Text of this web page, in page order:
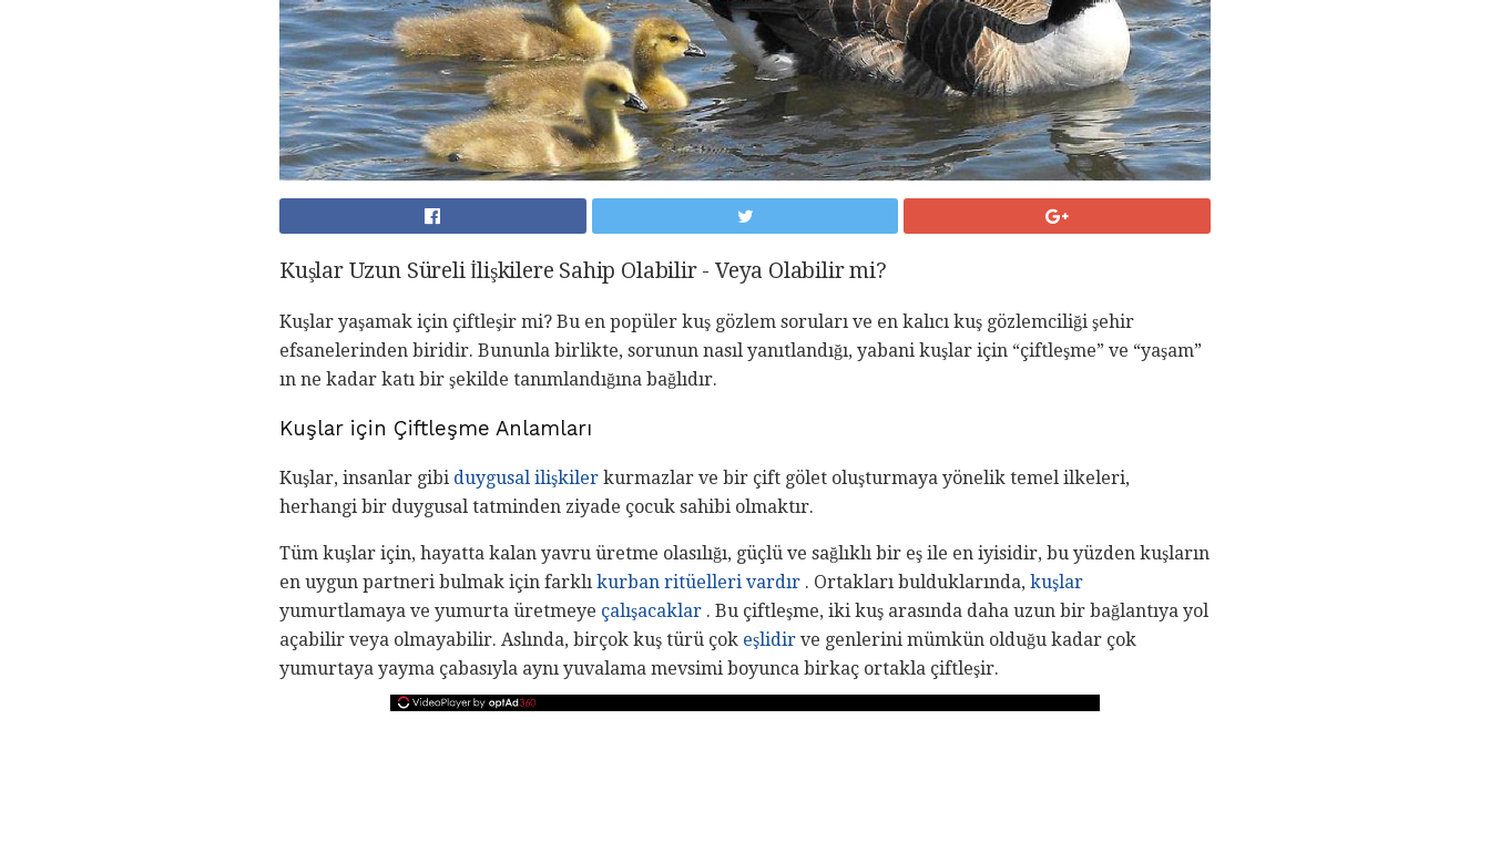
Kuşlar Uzun Süreli İlişkilere Sahip Olabilir - Veya Olabilir mi?
Kuşlar yaşamak için çiftleşir mi? Bu en popüler kuş gözlem soruları ve en kalıcı kuş gözlemciliği şehir
efsanelerinden biridir. Bununla birlikte, sorunun nasıl yanıtlandığı, yabani kuşlar için “çiftleşme” ve “yaşam”
ın ne kadar katı bir şekilde tanımlandığına bağlıdır.
Kuşlar için Çiftleşme Anlamları
Kuşlar, insanlar gibi duygusal ilişkiler kurmazlar ve bir çift gölet oluşturmaya yönelik temel ilkeleri,
herhangi bir duygusal tatminden ziyade çocuk sahibi olmaktır.
Tüm kuşlar için, hayatta kalan yavru üretme olasılığı, güçlü ve sağlıklı bir eş ile en iyisidir, bu yüzden kuşların
en uygun partneri bulmak için farklı kurban ritüelleri vardır . Ortakları bulduklarında, kuşlar
yumurtlamaya ve yumurta üretmeye çalışacaklar . Bu çiftleşme, iki kuş arasında daha uzun bir bağlantıya yol
açabilir veya olmayabilir. Aslında, birçok kuş türü çok eşlidir ve genlerini mümkün olduğu kadar çok
yumurtaya yayma çabasıyla aynı yuvalama mevsimi boyunca birkaç ortakla çiftleşir.